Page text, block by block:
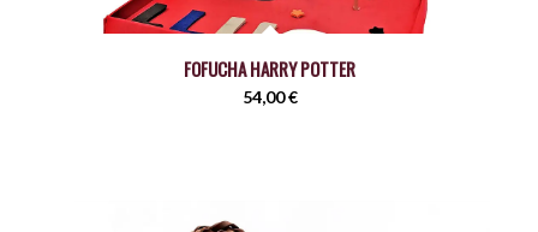
FOFUCHA HARRY POTTER
54,00€